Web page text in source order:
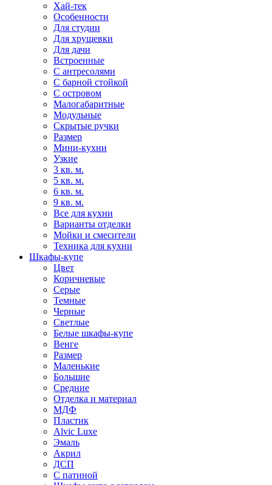
Хай-тек
Особенности
Для студии
Для хрущевки
Для дачи
Встроенные
С антресолями
С барной стойкой
С островом
Малогабаритные
Модульные
Скрытые ручки
Размер
Мини-кухни
Узкие
3 кв. м.
5 кв. м.
6 кв. м.
9 кв. м.
Все для кухни
Варианты отделки
Мойки и смесители
Техника для кухни
Шкафы-купе
Цвет
Коричневые
Серые
Темные
Черные
Светлые
Белые шкафы-купе
Венге
Размер
Маленькие
Большие
Средние
Отделка и материал
МДФ
Пластик
Alvic Luxe
Эмаль
Акрил
ДСП
С патиной